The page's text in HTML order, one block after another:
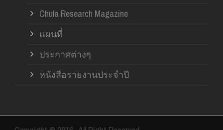
Chula Research Magazine
แผนที่
ประกาศต่างๆ
หนังสือรายงานประจำปี